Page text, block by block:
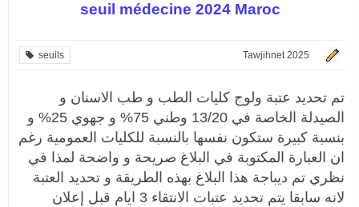
seuil médecine 2024 Maroc
Tawjihnet 2025
seuils
تم تحديد عتبة ولوج كليات الطب و طب الاسنان و
الصيدلة الخاصة في 13/20 وطني 75% و جهوي 25% و
بنسبة كبيرة ستكون نفسها بالنسبة للكليات العمومية رغم
ان العبارة المكتوبة في البلاغ صريحة و واضحة لمذا في
نظري تم ديباجة هذا البلاغ بهذه الطريقة و تحديد العتبة
لانه سابقا يتم تحديد عتبات الانتقاء 3 ايام قبل إعلان